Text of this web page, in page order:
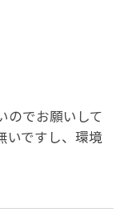
のでお願いして
いですし、環境